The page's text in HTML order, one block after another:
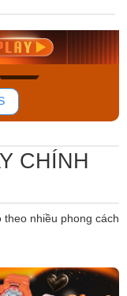
Mua ngay
CHÍNH
nhiều phong cách